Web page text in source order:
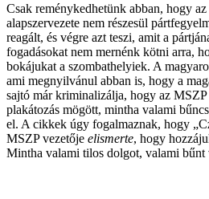
Csak reménykedhetünk abban, hogy
alapszervezete nem részesül
reagált, és végre azt teszi, amit a
fogadásokat nem mernénk kötni arra,
bokájukat a szombathelyiek. A
ami megnyilvánul abban is, hogy a
sajtó már kriminalizálja, hogy az MSZP
plakátozás mögött, mintha valami
el. A cikkek úgy fogalmaznak, hogy
MSZP vezetője elismerte, hogy
Mintha valami tilos dolgot, valami bűnt